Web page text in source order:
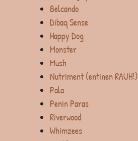
Belcando
Dibaq Sense
Happy Dog
Monster
Mush
Nutriment (entinen RAUH!)
Pala
Penin Paras
Riverwood
Whimzees